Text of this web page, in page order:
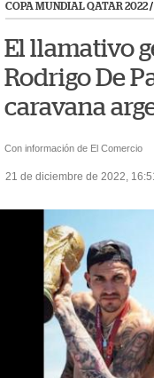
COPA MUNDIAL QATAR 2022/
El llamativo
Rodrigo De
caravana
Con información de El Comercio
21 de diciembre de 2022,